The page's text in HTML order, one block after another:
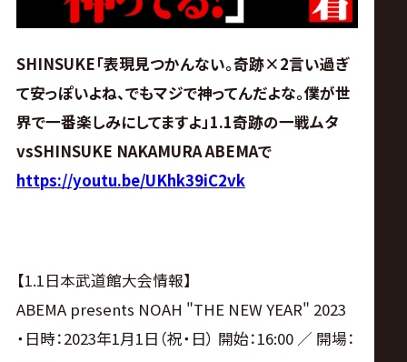
ノ
ア
公
式
イ
ト
SHINSUKE「表現見つかんない。奇跡×2言い過ぎ
て安っぽいよね、でもマジで神ってんだよな。僕が世
界で一番楽しみにしてますよ」1.1奇跡の一戦ムタ
vsSHINSUKE NAKAMURA ABEMAで
https://youtu.be/UKhk39iC2vk
【1.1日本武道館大会情報】
ABEMA presents NOAH "THE NEW YEAR" 2023
・日時：2023年1月1日（祝・日） 開始：16:00 ／ 開場：